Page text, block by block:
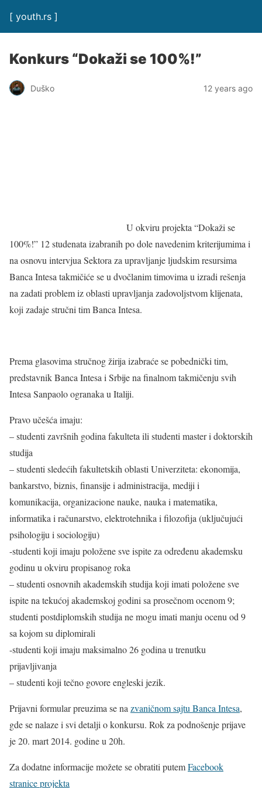
[ youth.rs ]
Konkurs “Dokaži se 100%!”
Duško 12 years ago
U okviru projekta “Dokaži se
100%!” 12 studenata izabranih po dole navedenim kriterijumima i
na osnovu intervjua Sektora za upravljanje ljudskim resursima
Banca Intesa takmičiće se u dvočlanim timovima u izradi rešenja
na zadati problem iz oblasti upravljanja zadovoljstvom klijenata,
koji zadaje stručni tim Banca Intesa.
Prema glasovima stručnog žirija izabraće se pobednički tim,
predstavnik Banca Intesa i Srbije na finalnom takmičenju svih
Intesa Sanpaolo ogranaka u Italiji.
Pravo učešća imaju:
– studenti završnih godina fakulteta ili studenti master i doktorskih
studija
– studenti sledećih fakultetskih oblasti Univerziteta: ekonomija,
bankarstvo, biznis, finansije i administracija, mediji i
komunikacija, organizacione nauke, nauka i matematika,
informatika i računarstvo, elektrotehnika i filozofija (uključujući
psihologiju i sociologiju)
-studenti koji imaju položene sve ispite za određenu akademsku
godinu u okviru propisanog roka
– studenti osnovnih akademskih studija koji imati položene sve
ispite na tekućoj akademskoj godini sa prosečnom ocenom 9;
studenti postdiplomskih studija ne mogu imati manju ocenu od 9
sa kojom su diplomirali
-studenti koji imaju maksimalno 26 godina u trenutku
prijavljivanja
– studenti koji tečno govore engleski jezik.
Prijavni formular preuzima se na zvaničnom sajtu Banca Intesa,
gde se nalaze i svi detalji o konkursu. Rok za podnošenje prijave
je 20. mart 2014. godine u 20h.
Za dodatne informacije možete se obratiti putemFacebook
stranice projekta